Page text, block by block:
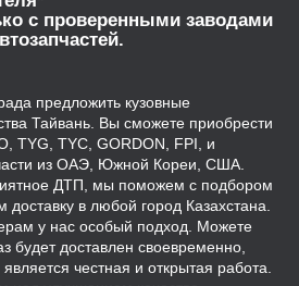
с проверенными заводами
предложить кузовные
Тайвань. Вы сможете приобрести
TYG, TYC, GORDON, FPI, и
из ОАЭ, Южной Кореи, США.
ДТП, мы поможем с подбором
доставку в любой город Казахстана.
у нас особый подход. Можете
будет доставлен своевременно,
честная и открытая работа.